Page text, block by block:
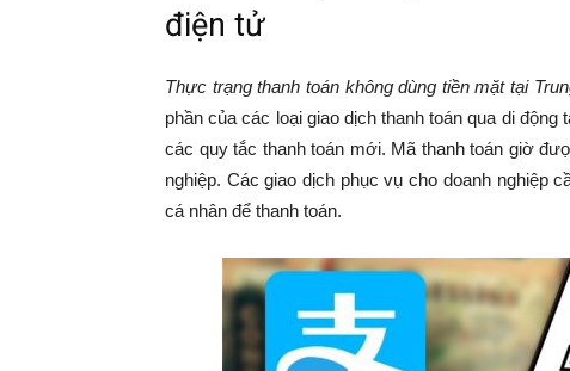
điện tử
Thực trạng thanh toán không dùng tiền mặt tại
phần của các loại giao dịch thanh toán qua di
các quy tắc thanh toán mới. Mã thanh toán giờ
nghiệp. Các giao dịch phục vụ cho doanh nghiệp
cá nhân để thanh toán.